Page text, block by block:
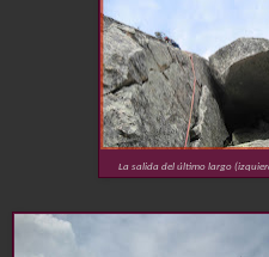
La salida del último largo